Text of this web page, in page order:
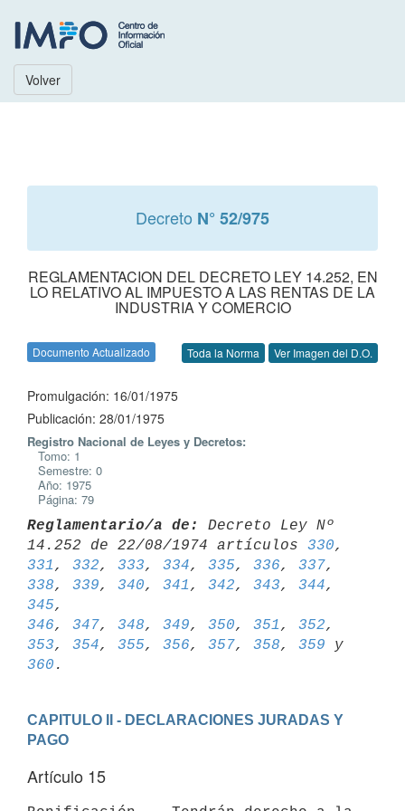
Volver
Decreto N° 52/975
REGLAMENTACION DEL DECRETO LEY 14.252, EN
LO RELATIVO AL IMPUESTO A LAS RENTAS DE LA
INDUSTRIA Y COMERCIO
Documento Actualizado Toda la Norma Ver Imagen del D.O.
Promulgación: 16/01/1975
Publicación: 28/01/1975
Registro Nacional de Leyes y Decretos:
Tomo: 1
Semestre: 0
Año: 1975
Página: 79
Reglamentario/a de:
Decreto Ley Nº
14.252 de 22/08/1974 artículos 330,
331 , 332, 333, 334, 335, 336, 337
338, 339, 340, 341 , 342, 343, 344
345
346, 347, 348, 349, 350, 351 , 352
353, 354, 355, 356, 357, 358, 359 y
360
CAPITULO II - DECLARACIONES JURADAS Y
PAGO
Artículo 15